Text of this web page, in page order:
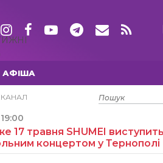
АФІША
15 ТРАВНЯ
19:00
17 травня SHUMEI
концертом у Тернополі